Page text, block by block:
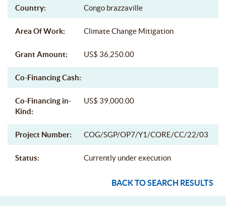
Country: Congo brazzaville
Area Of Work: Climate Change Mitigation
Grant Amount: US$ 36,250.00
Co-Financing Cash:
Co-Financing in-
Kind:
US$ 39,000.00
Project Number: COG/SGP/OP7/Y1/CORE/CC/22/03
Status: Currently under execution
BACK TO SEARCH RESULTS